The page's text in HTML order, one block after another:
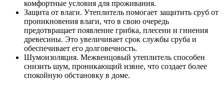
комфортные условия для проживания.
Защита от влаги. Утеплитель помогает защитить сруб от
проникновения влаги, что в свою очередь
предотвращает появление грибка, плесени и гниения
древесины. Это увеличивает срок службы сруба и
обеспечивает его долговечность.
Шумоизоляция. Межвенцовый утеплитель способен
снизить шум, проникающий извне, что создает более
спокойную обстановку в доме.